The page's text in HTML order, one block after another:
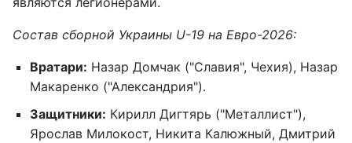
Состав сборной Украины U-19 на Евро-2026:
Вратари: Назар Домчак ("Славия", Чехия), Назар
Макаренко ("Александрия").
Защитники: Кирилл Дигтярь ("Металлист"),
Ярослав Милокост, Никита Калюжный, Дмитрий